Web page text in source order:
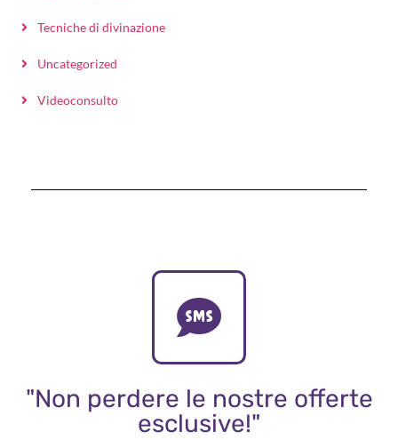
Tecniche di divinazione
Uncategorized
Videoconsulto
"Non perdere le nostre offerte
esclusive!"